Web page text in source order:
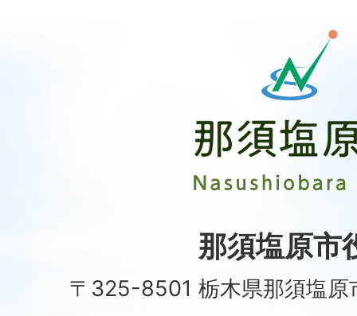
原
市
City
那須塩原市
〒325-8501 栃木県那須塩原